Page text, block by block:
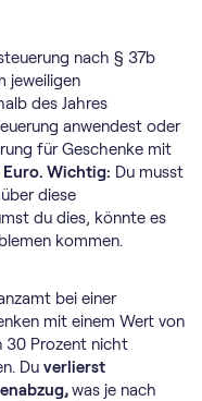
nach § 37b
jeweiligen
des Jahres
anwendest oder
für Geschenke mit
Wichtig: Du musst
diese
du dies, könnte es
kommen.
bei einer
mit einem Wert von
30 Prozent nicht
Du verlierst
was je nach